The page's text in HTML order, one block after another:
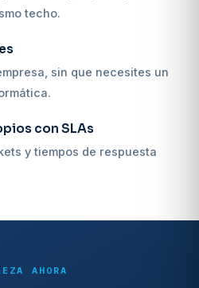
techo.
sin que necesites un
con SLAs
y tiempos de respuesta
AHORA